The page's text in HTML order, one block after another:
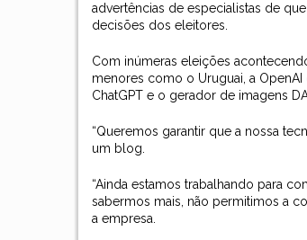
advertências de especialistas de
decisões dos eleitores.
Com inúmeras eleições
menores como o Uruguai, a
ChatGPT e o gerador de imagens
“Queremos garantir que a nossa
um blog.
“Ainda estamos trabalhando para
sabermos mais, não permitimos a
a empresa.